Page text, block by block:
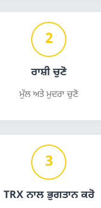
2
ਰਾਸ਼ੀ ਚੁਣੋ
ਮੁੱਲ ਅਤੇ ਮੁਦਰਾ ਚੁਣੋ
3
TRX ਨਾਲ ਭੁਗਤਾਨ ਕਰੋ